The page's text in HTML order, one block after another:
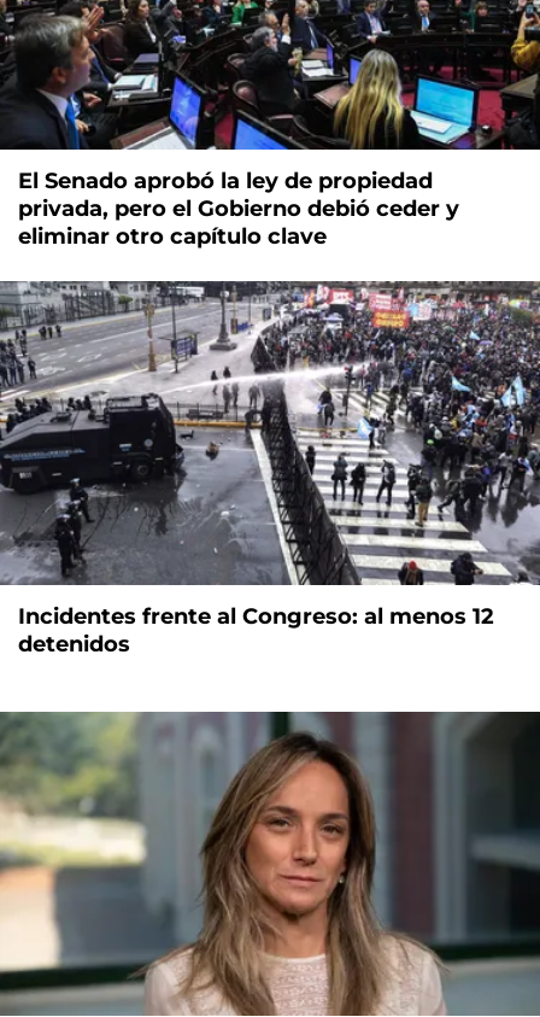
El Senado aprobó la ley de propiedad
privada, pero el Gobierno debió ceder y
eliminar otro capítulo clave
Incidentes frente al Congreso: al menos 12
detenidos